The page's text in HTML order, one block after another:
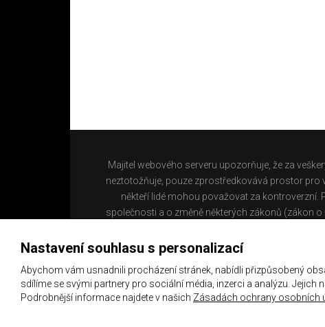
Majitel webového serveru upozorňuje, že za
neztotožňuje, pouze zprostředkovává prostor pro
někteří lidé mohou považovat za
společnosti a o změně některých zákonů (zákon
Nastavení souhlasu s personalizací
Abychom vám usnadnili procházení stránek, nabídli přizpůsobený
sdílíme se svými partnery pro sociální média, inzerci a analýzu. Jejich
Podrobnější informace najdete v našich Zásadách ochrany osobních